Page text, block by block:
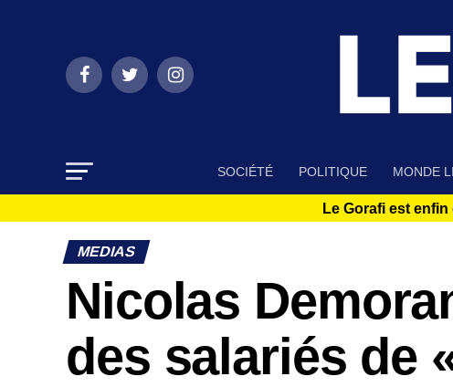
SOCIÉTÉ POLITIQUE MONDE
Le Gorafi est
MEDIAS
Nicolas
des salariés de